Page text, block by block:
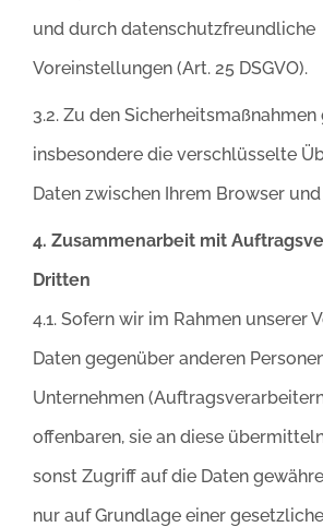
und durch datenschutzfreundliche
Voreinstellungen (Art. 25 DSGVO).
3.2. Zu den
insbesondere die verschlüsselte
Daten zwischen Ihrem Browser
4. Zusammenarbeit mit
Dritten
4.1. Sofern wir im Rahmen unserer
Daten gegenüber anderen
Unternehmen
offenbaren, sie an diese
sonst Zugriff auf die Daten
nur auf Grundlage einer